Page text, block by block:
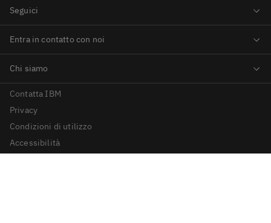
Contatta IBM
Privacy
Condizioni di utilizzo
Accessibilità